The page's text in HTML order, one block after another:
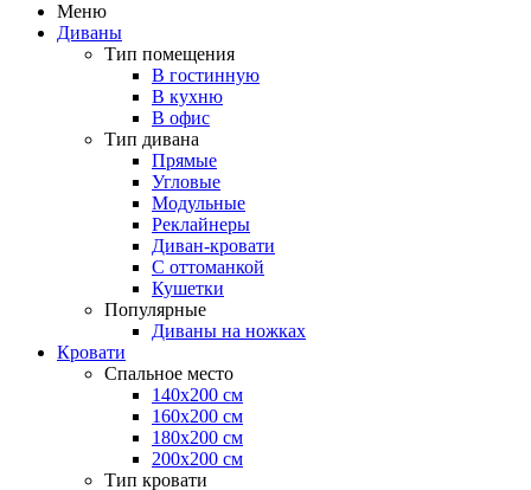
Меню
Диваны
Тип помещения
В гостинную
В кухню
В офис
Тип дивана
Прямые
Угловые
Модульные
Реклайнеры
Диван-кровати
С оттоманкой
Кушетки
Популярные
Диваны на ножках
Кровати
Спальное место
140х200 см
160х200 см
180х200 см
200х200 см
Тип кровати